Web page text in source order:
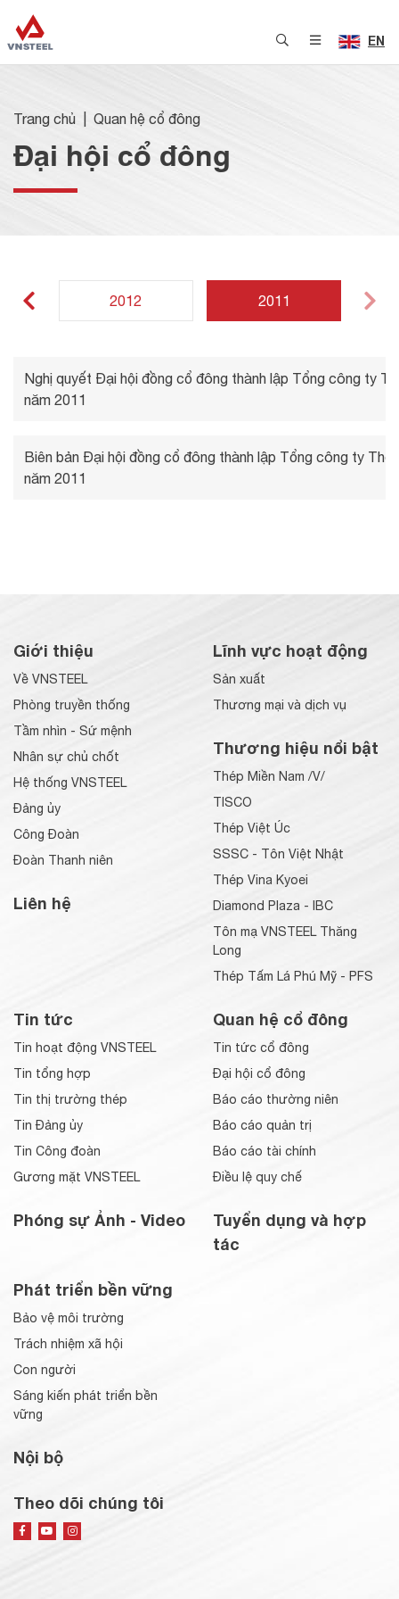
EN
Trang chủ Quan hệ cổ đông
Đại hội cổ đông
2012 2011
Nghị quyết Đại hội đồng cổ đông thành lập Tổng công ty
năm 2011
Biên bản Đại hội đồng cổ đông thành lập Tổng công ty
năm 2011
Giới thiệu
Về VNSTEEL
Phòng truyền thống
Tầm nhìn - Sứ mệnh
Nhân sự chủ chốt
Hệ thống VNSTEEL
Đảng ủy
Công Đoàn
Đoàn Thanh niên
Liên hệ
Lĩnh vực hoạt động
Sản xuất
Thương mại và dịch vụ
Thương hiệu nổi bật
Thép Miền Nam /V/
TISCO
Thép Việt Úc
SSSC - Tôn Việt Nhật
Thép Vina Kyoei
Diamond Plaza - IBC
Tôn mạ VNSTEEL Thăng
Long
Thép Tấm Lá Phú Mỹ - PFS
Tin tức
Tin hoạt động VNSTEEL
Tin tổng hợp
Tin thị trường thép
Tin Đảng ủy
Tin Công đoàn
Gương mặt VNSTEEL
Phóng sự Ảnh - Video
Quan hệ cổ đông
Tin tức cổ đông
Đại hội cổ đông
Báo cáo thường niên
Báo cáo quản trị
Báo cáo tài chính
Điều lệ quy chế
Tuyển dụng và hợp
tác
Phát triển bền vững
Bảo vệ môi trường
Trách nhiệm xã hội
Con người
Sáng kiến phát triển bền
vững
Nội bộ
Theo dõi chúng tôi